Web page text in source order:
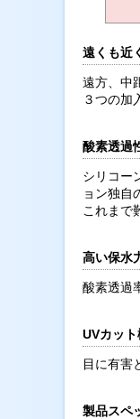
遠くも近
遠方、中
３つの加
酸素透過
シリコー
ョン独自
これまで
高い保水
酸素透過
UVカッ
目に有害
製品スペ